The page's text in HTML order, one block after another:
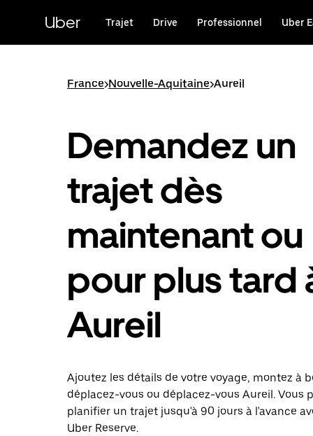
principal
Uber Trajet Drive Professionnel Uber
France>Nouvelle-Aquitaine>Aureil
Demandez un
trajet dès
maintenant ou
pour plus tard
Aureil
Ajoutez les détails de votre voyage, montez à
déplacez-vous ou déplacez-vous Aureil. Vous
planifier un trajet jusqu'à 90 jours à l'avance
Uber Reserve.